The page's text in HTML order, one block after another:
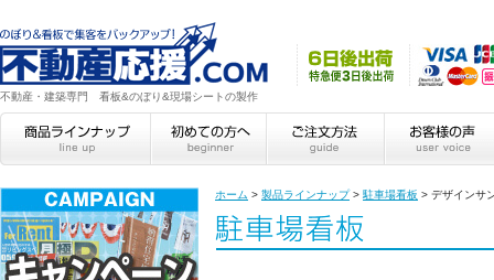
不動産・建築専門 看板&のぼり&現場シートの製作
ホーム > 製品ラインナップ> 駐車場看板 > デザインサ